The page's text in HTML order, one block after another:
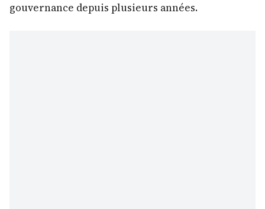
gouvernance depuis plusieurs années.